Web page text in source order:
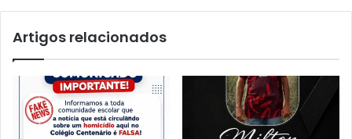
Sincorá”
Artigos relacionados